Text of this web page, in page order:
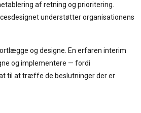
af retning og prioritering.
understøtter organisationens
og designe. En erfaren interim
og implementere — fordi
til at træffe de beslutninger der er